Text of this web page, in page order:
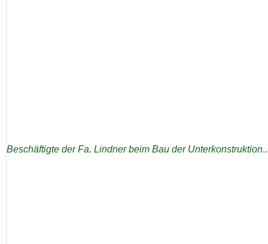
Beschäftigte der Fa. Lindner beim Bau der Unterkonstruktion